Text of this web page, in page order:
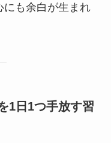
にも余白が生まれ
1日1つ手放す習